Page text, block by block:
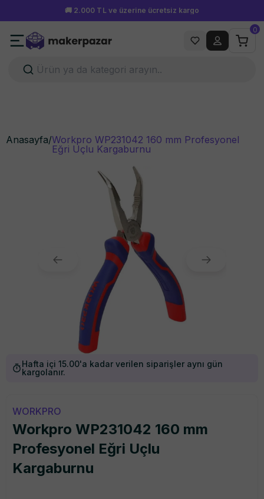
Hafta içi 15.00'a kadar verilen siparişler aynı gün kargoda!
0
Anasayfa/Workpro WP231042 160 mm Profesyonel
Eğri Uçlu Kargaburnu
Hafta içi 15.00'a kadar verilen siparişler aynı gün
kargolanır.
WORKPRO
Workpro WP231042 160 mm
Profesyonel Eğri Uçlu
Kargaburnu